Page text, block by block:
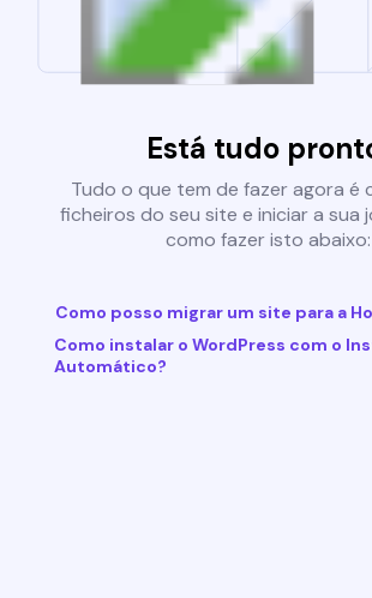
Está tudo
Tudo o que tem de fazer agora é
ficheiros do seu site e iniciar a sua
como fazer isto abaixo:
Como posso migrar um site para a
Como instalar o WordPress com o
Automático?